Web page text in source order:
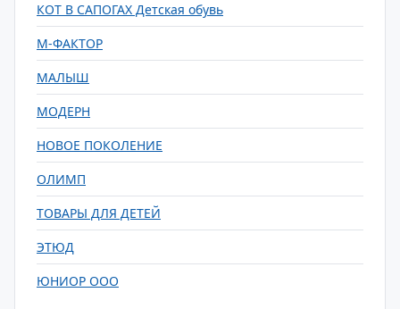
КОТ В САПОГАХ Детская обувь
М-ФАКТОР
МАЛЫШ
МОДЕРН
НОВОЕ ПОКОЛЕНИЕ
ОЛИМП
ТОВАРЫ ДЛЯ ДЕТЕЙ
ЭТЮД
ЮНИОР ООО